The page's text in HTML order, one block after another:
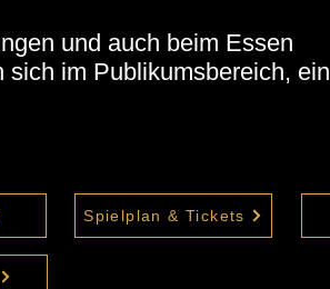
und auch beim Essen
im Publikumsbereich, ein
Spielplan & Tickets